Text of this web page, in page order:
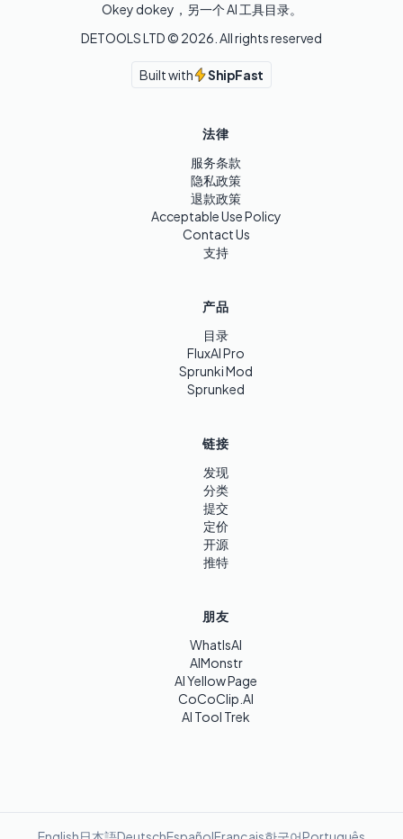
Okey dokey，另一个 AI 工具目录。
DETOOLS LTD © 2026 . All rights reserved
Built with ShipFast
法律
服务条款
隐私政策
退款政策
Acceptable Use Policy
Contact Us
支持
产品
目录
FluxAI Pro
Sprunki Mod
Sprunked
链接
发现
分类
提交
定价
开源
推特
朋友
WhatIsAI
AIMonstr
AI Yellow Page
CoCoClip.AI
AI Tool Trek